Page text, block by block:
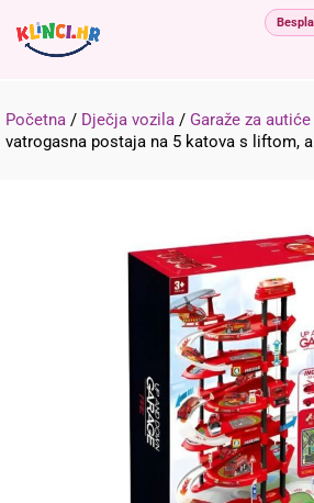
Početna / Dječja vozila / Garaže za autiće
vatrogasna postaja na 5 katova s liftom,